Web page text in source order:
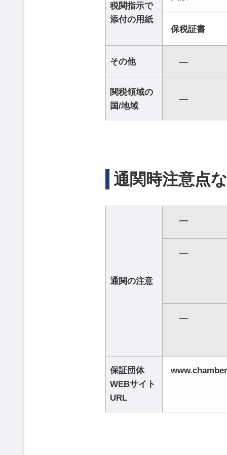
税関指示で
添付の用紙
保税証書
その他 ―
関税領域の
国/地域
―
通関時注意点
通関の注意
―
―
―
保証団体
WEBサイト
URL